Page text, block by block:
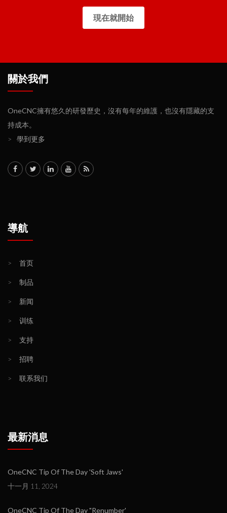
現在就開始
關於我們
OneCNC擁有悠久的研發歷史，沒有每年的維護，也沒有隱藏的支
持成本。
>
學到更多
導航
> 首页
> 制品
> 新闻
> 训练
> 支持
> 招聘
> 联系我们
最新消息
OneCNC Tip Of The Day 'Soft Jaws'
十一月 11, 2024
OneCNC Tip Of The Day "Renumber'